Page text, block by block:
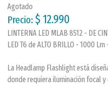
Agotado
Precio: $ 12.990
LINTERNA LED MLAB 8512 - DE
LED T6 de ALTO BRILLO - 1000
La Headlamp Flashlight está
donde requiera iluminación focal y